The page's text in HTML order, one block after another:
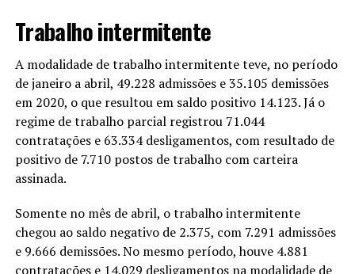
Trabalho intermitente
A modalidade de trabalho intermitente teve, no período
de janeiro a abril, 49.228 admissões e 35.105 demissões
em 2020, o que resultou em saldo positivo 14.123. Já o
regime de trabalho parcial registrou 71.044
contratações e 63.334 desligamentos, com resultado de
positivo de 7.710 postos de trabalho com carteira
assinada.
Somente no mês de abril, o trabalho intermitente
chegou ao saldo negativo de 2.375, com 7.291 admissões
e 9.666 demissões. No mesmo período, houve 4.881
contratações e 14.029 desligamentos na modalidade de